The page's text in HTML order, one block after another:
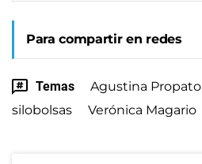
Para compartir en redes
Temas Agustina Propato
silobolsas
Verónica Magario